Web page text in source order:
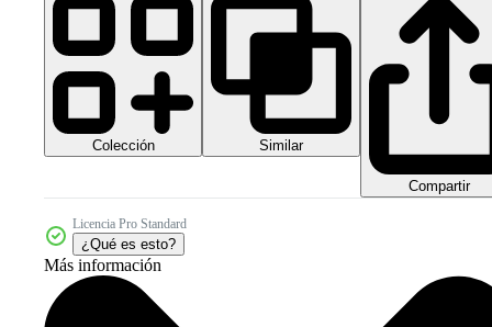
Colección Similar
Compartir
Licencia Pro Standard
¿Qué es esto?
Más información